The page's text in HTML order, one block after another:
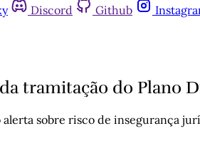
Discord Github
tramitação do Plano
sobre risco de insegurança